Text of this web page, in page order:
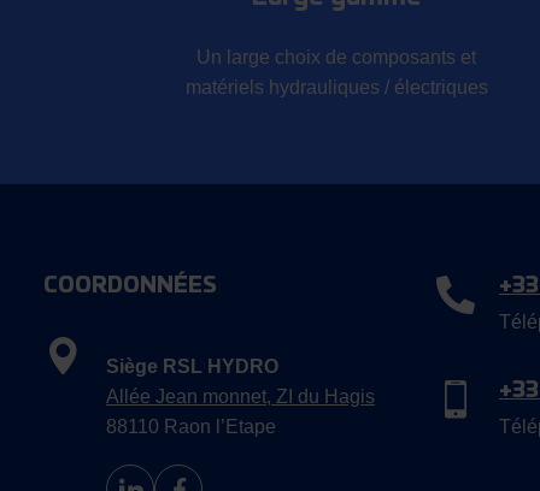
Un large choix de composants et
matériels hydrauliques / électriques
COORDONNÉES
Siège RSL HYDRO
Allée Jean monnet, ZI du Hagis
88110 Raon l’Etape